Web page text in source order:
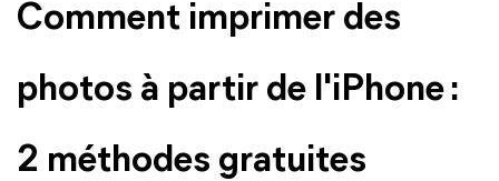
Comment imprimer des
photos à partir de l'iPhone :
2 méthodes gratuites